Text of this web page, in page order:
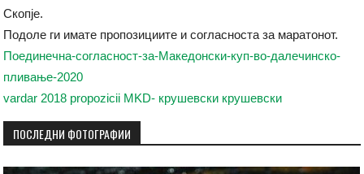
Скопје.
Подоле ги имате пропозициите и согласноста за маратонот.
Поединечна-согласност-за-Македонски-куп-во-далечинско-
пливање-2020
vardar 2018 propozicii MKD- крушевски крушевски
ПОСЛЕДНИ ФОТОГРАФИИ